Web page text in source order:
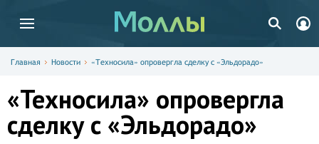
Главная Новости «Техносила» опровергла сделку с «Эльдорадо»
«Техносила» опровергла
сделку с «Эльдорадо»